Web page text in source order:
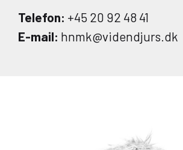
Telefon: +45 20 92 48 41
E-mail: hnmk@videndjurs.dk